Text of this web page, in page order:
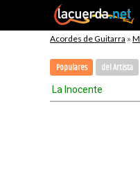
Acordes de Guitarra » M
Populares del Artista
La Inocente